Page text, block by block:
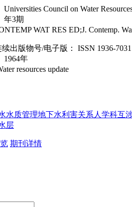
Universities Council on Water
年3期
WAT RES ED;J. Contemp.
续出版物号/电子版 ： ISSN 1936-7031
1964年
resources update
水质管理地下水利害关系人 学科互
层
期刊详情